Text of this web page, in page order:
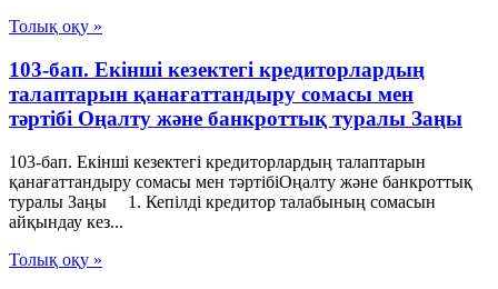
Толық оқу »
103-бап. Екінші кезектегі кредиторлардың
талаптарын қанағаттандыру сомасы мен
тәртібі Оңалту және банкроттық туралы Заңы
103-бап. Екінші кезектегі кредиторлардың талаптарын
қанағаттандыру сомасы мен тәртібіОңалту және банкроттық
туралы Заңы 1. Кепілді кредитор талабының сомасын
айқындау кез...
Толық оқу »